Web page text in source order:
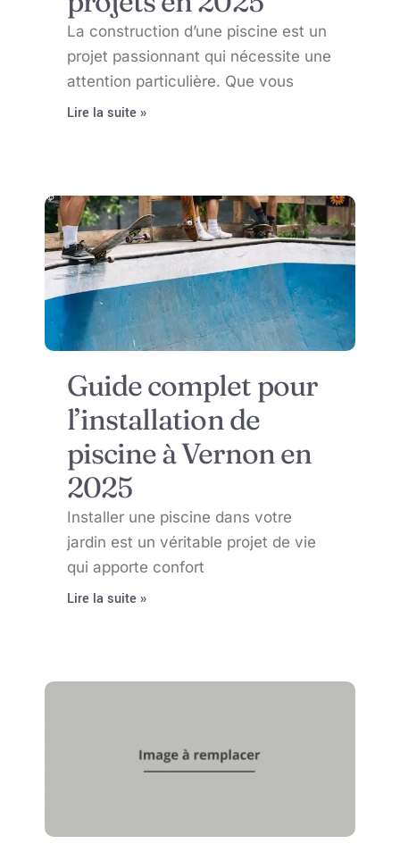
La construction d’une piscine est un
projet passionnant qui nécessite une
attention particulière. Que vous
Lire la suite »
Guide complet pour
l’installation de
piscine à Vernon en
2025
Installer une piscine dans votre
jardin est un véritable projet de vie
qui apporte confort
Lire la suite »